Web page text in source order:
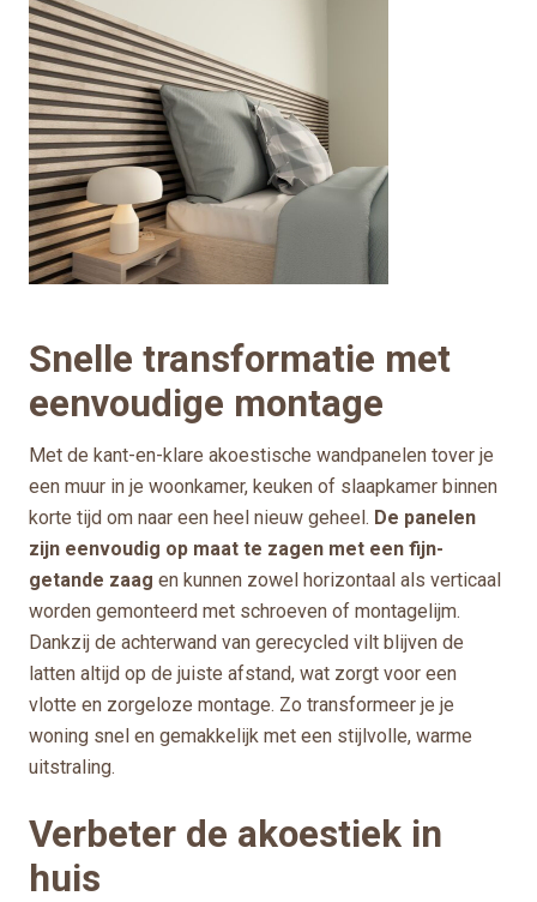
Snelle transformatie met
eenvoudige montage
Met de kant-en-klare akoestische wandpanelen tover je
een muur in je woonkamer, keuken of slaapkamer binnen
korte tijd om naar een heel nieuw geheel. De panelen
zijn eenvoudig op maat te zagen met een fijn-
getande zaag en kunnen zowel horizontaal als verticaal
worden gemonteerd met schroeven of montagelijm.
Dankzij de achterwand van gerecycled vilt blijven de
latten altijd op de juiste afstand, wat zorgt voor een
vlotte en zorgeloze montage. Zo transformeer je je
woning snel en gemakkelijk met een stijlvolle, warme
uitstraling.
Verbeter de akoestiek in
huis